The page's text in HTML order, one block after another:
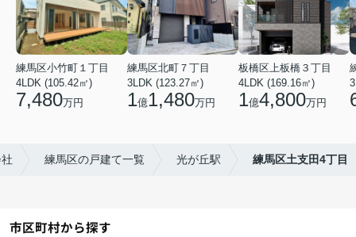
練馬区小竹町１丁目
4LDK (105.42㎡)
7,480万円
練馬区北町７丁目
3LDK (123.27㎡)
1億1,480万円
板橋区上板橋３丁目
4LDK (169.16㎡)
1億4,800万円
練馬区の戸建て一覧 光が丘駅 練馬区土支田4丁目
市区町村から探す